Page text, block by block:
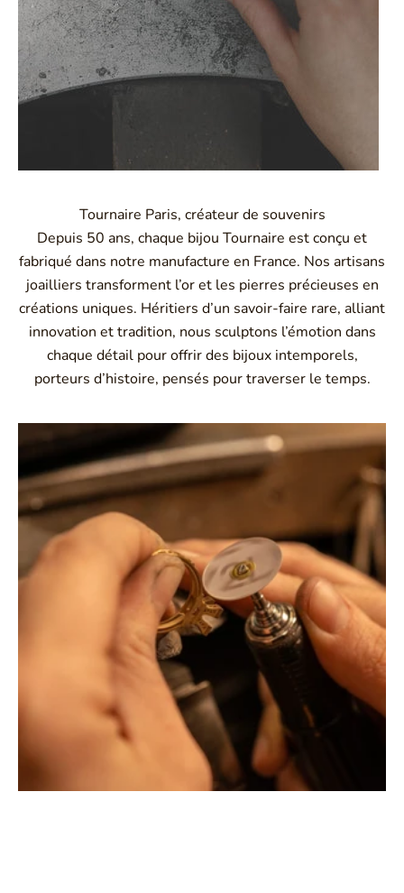
Tournaire Paris, créateur de souvenirs
Depuis 50 ans, chaque bijou Tournaire est conçu et
fabriqué dans notre manufacture en France. Nos artisans
joailliers transforment l’or et les pierres précieuses en
créations uniques. Héritiers d’un savoir-faire rare, alliant
innovation et tradition, nous sculptons l’émotion dans
chaque détail pour offrir des bijoux intemporels,
porteurs d’histoire, pensés pour traverser le temps.
Montbrison, Lyon, Paris
Philippe & mathieu tournaire
Créateurs joailliers, révolutionnent les codes de la
joaillerie traditionnelle en y apportant des formes et des
couleurs hors du commun. Au delà des modes, la
Maison Tournaire a forgé son style de caractère et
d'élévation en puisant dans ses voyages ainsi que ses
différentes rencontres.
La Maison Tournaire qui a ouvert ses portes en 1984 à
Montbrison, en France, propose aujourd'hui ces bijoux